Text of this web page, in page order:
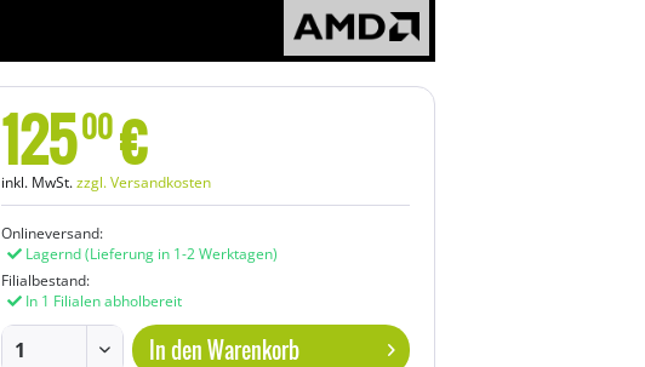
12500€
inkl. MwSt.zzgl. Versandkosten
Onlineversand:
Lagernd(Lieferung in 1-2 Werktagen)
Filialbestand:
In 1 Filialen abholbereit
In denWarenkorb